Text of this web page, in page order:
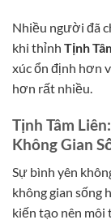
Nhiều người đã
khi thỉnh Tịnh
xúc ổn định hơn
hơn rất nhiều.
Tịnh Tâm
Không Gian
Sự bình yên
không gian sống
kiến tạo nên